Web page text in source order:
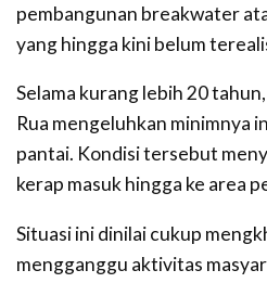
pembangunan breakwater
yang hingga kini belum
Selama kurang lebih 20
Rua mengeluhkan
pantai. Kondisi tersebut
kerap masuk hingga ke area
Situasi ini dinilai cukup
mengganggu aktivitas